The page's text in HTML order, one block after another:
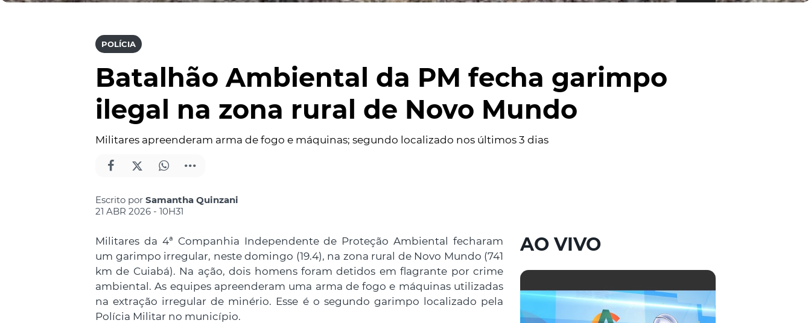
POLÍCIA
Batalhão Ambiental da PM fecha garimpo
ilegal na zona rural de Novo Mundo
Militares apreenderam arma de fogo e máquinas; segundo localizado nos últimos 3 dias
Escrito por Samantha Quinzani
21 ABR 2026 - 10H31
Militares da 4ª Companhia Independente de Proteção Ambiental fecharam
um garimpo irregular, neste domingo (19.4), na zona rural de Novo Mundo (741
km de Cuiabá). Na ação, dois homens foram detidos em flagrante por crime
ambiental. As equipes apreenderam uma arma de fogo e máquinas utilizadas
na extração irregular de minério. Esse é o segundo garimpo localizado pela
Polícia Militar no município.
AO VIVO